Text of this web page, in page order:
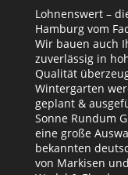
Lohnenswert –
Hamburg vom
Wir bauen auch
zuverlässig in
Qualität
Wintergarten
geplant &
Sonne Rundum
eine große
bekannten
von Markisen